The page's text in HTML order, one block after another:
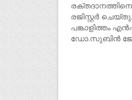
രജിസ്റ്റർ
പങ്കാളിത്തം
ഡോ.സുബിൻ